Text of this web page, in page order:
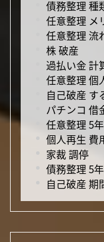
債務整理 種
任意整理 メ
任意整理 流
株 破産
過払い金 計
任意整理 個
自己破産 す
パチンコ 借
任意整理 5年
個人再生 費
家裁 調停
債務整理 5年
自己破産 期